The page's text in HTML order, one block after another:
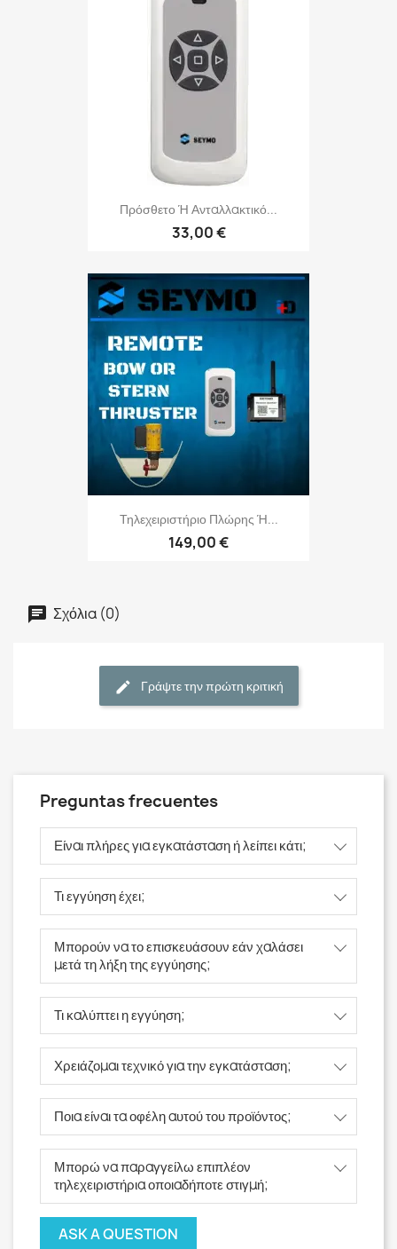
Πρόσθετο Ή Ανταλλακτικό...
33,00 €
Τηλεχειριστήριο Πλώρης Ή...
149,00 €
Σχόλια (0)
Γράψτε την πρώτη κριτική
Preguntas frecuentes
Είναι πλήρες για εγκατάσταση ή λείπει κάτι;
Τι εγγύηση έχει;
Μπορούν να το επισκευάσουν εάν χαλάσει
μετά τη λήξη της εγγύησης;
Τι καλύπτει η εγγύηση;
Χρειάζομαι τεχνικό για την εγκατάσταση;
Ποια είναι τα οφέλη αυτού του προϊόντος;
Μπορώ να παραγγείλω επιπλέον
τηλεχειριστήρια οποιαδήποτε στιγμή;
ASK A QUESTION